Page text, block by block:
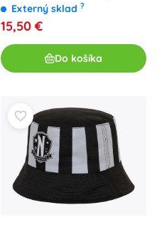
Externý sklad ?
15,50 €
Do košíka